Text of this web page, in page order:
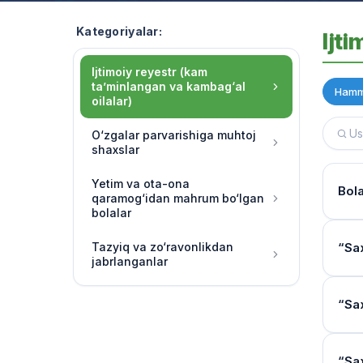
Kategoriyalar:
Ijtimoiy reyestr (kam
ta’minlangan va kambag‘al
oilalar)
O‘zgalar parvarishiga muhtoj
shaxslar
Yetim va ota-ona
qaramog‘idan mahrum bo‘lgan
bolalar
Tazyiq va zo‘ravonlikdan
jabrlanganlar